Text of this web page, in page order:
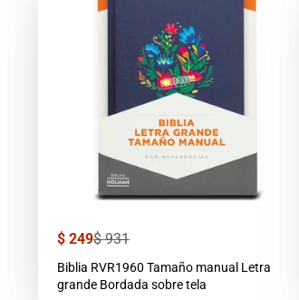
Precio
venta
$ 249Precio
$ 931
Biblia RVR1960 Tamaño manual Letra
grande Bordada sobre tela